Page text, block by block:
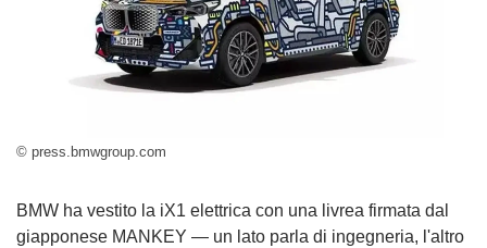
© press.bmwgroup.com
BMW ha vestito la iX1 elettrica con una livrea firmata dal
giapponese MANKEY — un lato parla di ingegneria, l'altro